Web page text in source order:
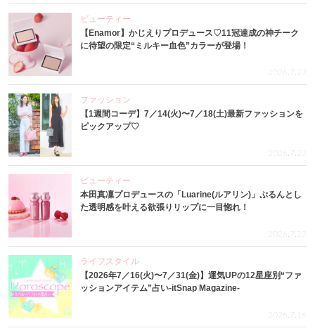
ビューティー
【Enamor】かじえりプロデュース♡11冠達成の神チーク
に待望の限定“ミルキー血色”カラーが登場！
2026.7.27
ファッション
【1週間コーデ】7／14(火)〜7／18(土)最新ファッションを
ピックアップ♡
2026.7.23
ビューティー
本田真凜プロデュースの「Luarine(ルアリン)」ぷるんとし
た透明感を叶える欲張りリップに一目惚れ！
2026.7.22
ライフスタイル
【2026年7／16(火)〜7／31(金)】運気UPの12星座別“ファ
ッションアイテム”占い-itSnap Magazine-
2026.7.16